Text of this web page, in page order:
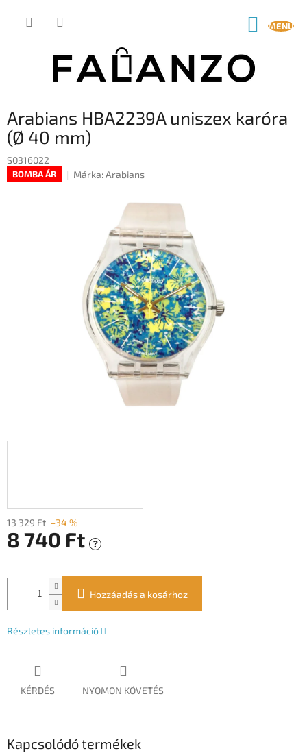
KOSÁR
Arabians HBA2239A uniszex karóra
(Ø 40 mm)
S0316022
BOMBA ÁR Márka:Arabians
13 329 Ft –34 %
8 740 Ft ?
Hozzáadás a kosárhoz
Részletes információ
KÉRDÉS NYOMON KÖVETÉS
Kapcsolódó termékek